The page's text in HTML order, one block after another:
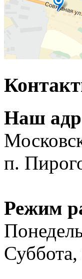
Наш
п.
Режим